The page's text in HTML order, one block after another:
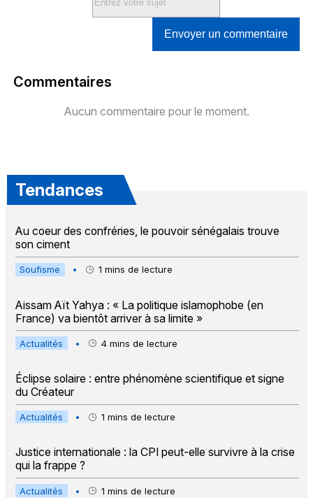
Envoyer un commentaire
Commentaires
Aucun commentaire pour le moment.
Tendances
Au coeur des confréries, le pouvoir sénégalais trouve
son ciment
Soufisme • 1 mins de lecture
Aissam Aït Yahya : « La politique islamophobe (en
France) va bientôt arriver à sa limite »
Actualités • 4 mins de lecture
Éclipse solaire : entre phénomène scientifique et signe
du Créateur
Actualités • 1 mins de lecture
Justice internationale : la CPI peut-elle survivre à la crise
qui la frappe ?
Actualités • 1 mins de lecture